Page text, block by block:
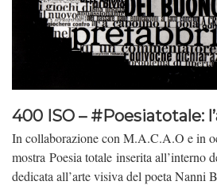
400 ISO – #Poesiatotale:
In collaborazione con M.A.C.A.O e in
mostra Poesia totale inserita all’interno
dedicata all’arte visiva del poeta Nanni